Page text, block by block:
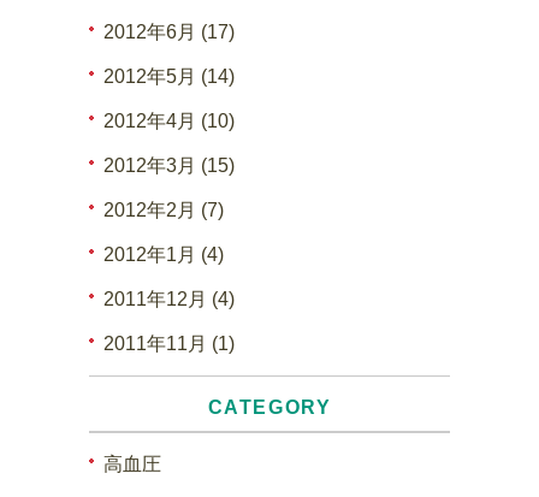
2012年6月 (17)
2012年5月 (14)
2012年4月 (10)
2012年3月 (15)
2012年2月 (7)
2012年1月 (4)
2011年12月 (4)
2011年11月 (1)
CATEGORY
高血圧